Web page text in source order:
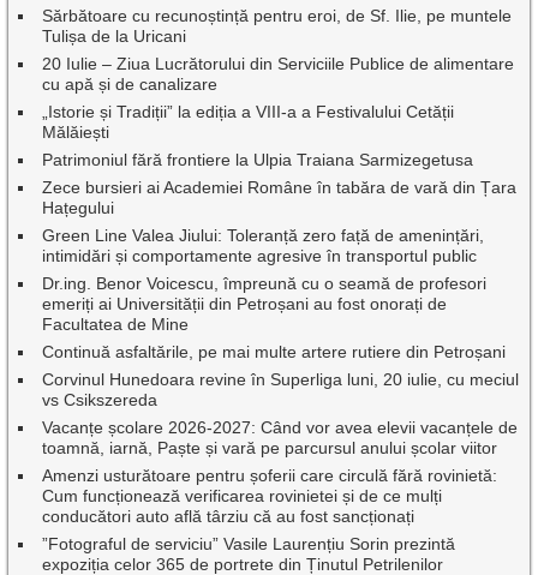
Sărbătoare cu recunoștință pentru eroi, de Sf. Ilie, pe muntele
Tulișa de la Uricani
20 Iulie – Ziua Lucrătorului din Serviciile Publice de alimentare
cu apă și de canalizare
„Istorie și Tradiții” la ediția a VIII-a a Festivalului Cetății
Mălăiești
Patrimoniul fără frontiere la Ulpia Traiana Sarmizegetusa
Zece bursieri ai Academiei Române în tabăra de vară din Țara
Hațegului
Green Line Valea Jiului: Toleranță zero față de amenințări,
intimidări și comportamente agresive în transportul public
Dr.ing. Benor Voicescu, împreună cu o seamă de profesori
emeriți ai Universității din Petroșani au fost onorați de
Facultatea de Mine
Continuă asfaltările, pe mai multe artere rutiere din Petroșani
Corvinul Hunedoara revine în Superliga luni, 20 iulie, cu meciul
vs Csikszereda
Vacanțe școlare 2026-2027: Când vor avea elevii vacanțele de
toamnă, iarnă, Paște și vară pe parcursul anului școlar viitor
Amenzi usturătoare pentru șoferii care circulă fără rovinietă:
Cum funcționează verificarea rovinietei și de ce mulți
conducători auto află târziu că au fost sancționați
”Fotograful de serviciu” Vasile Laurențiu Sorin prezintă
expoziția celor 365 de portrete din Ținutul Petrilenilor